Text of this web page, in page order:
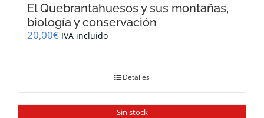
El Quebrantahuesos y sus montañas,
biología y conservación
20,00€ IVA incluido
Detalles
Sin stock